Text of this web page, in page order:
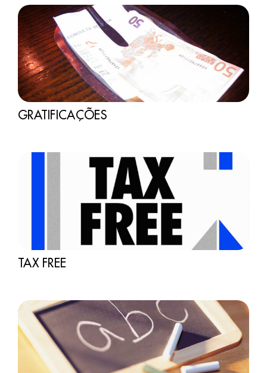
GRATIFICAÇÕES
TAX FREE